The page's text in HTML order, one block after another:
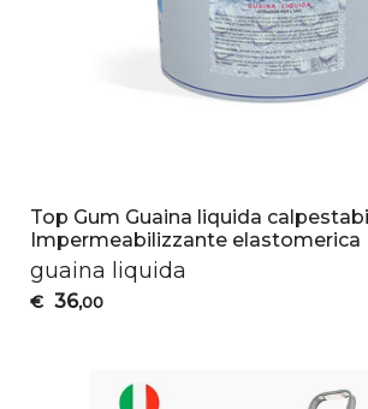
Top Gum Guaina liquida
Impermeabilizzante elastomerica
guaina liquida
€ 36,00